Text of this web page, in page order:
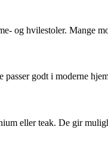
og hvilestoler. Mange
godt i moderne
eller teak. De gir